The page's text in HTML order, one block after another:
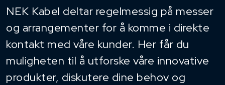
NEK Kabel deltar regelmessig på messer
og arrangementer for å komme i direkte
kontakt med våre kunder. Her får du
muligheten til å utforske våre innovative
produkter, diskutere dine behov og